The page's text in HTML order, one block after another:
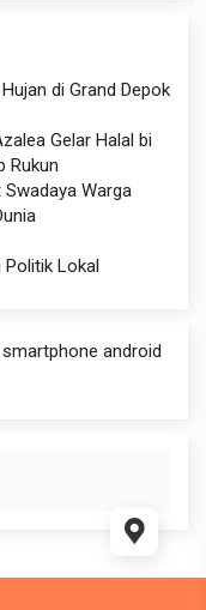
di Grand Depok
Gelar Halal bi
Rukun
Swadaya Warga
Politik Lokal
android